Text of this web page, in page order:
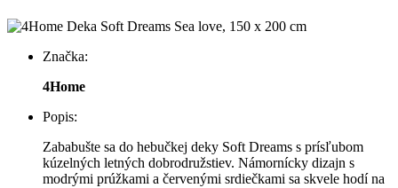
Značka:
4Home
Popis:
Zababušte sa do hebučkej deky Soft Dreams s prísľubom
kúzelných letných dobrodružstiev. Námornícky dizajn s
modrými prúžkami a červenými srdiečkami sa skvele hodí na